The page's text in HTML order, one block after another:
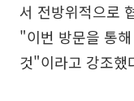
서 전방위적으로
"이번 방문을 통
것"이라고 강조했